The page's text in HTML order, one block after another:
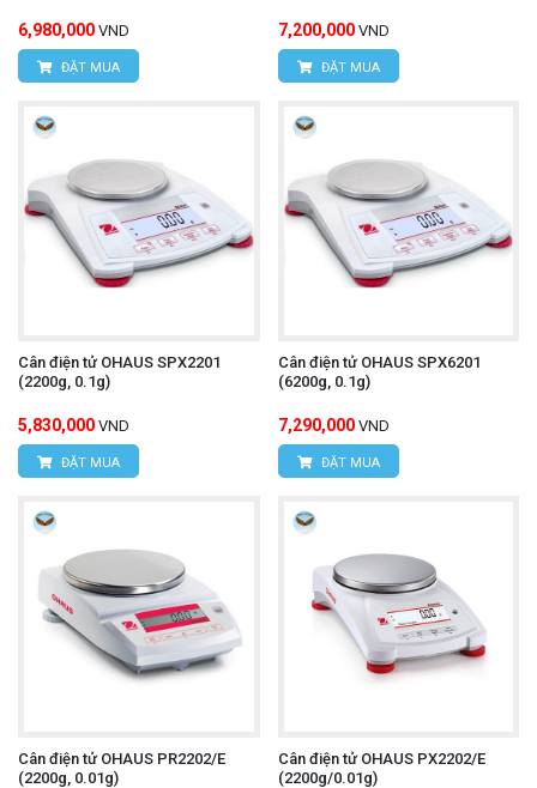
6,980,000 VND
ĐẶT MUA
7,200,000 VND
ĐẶT MUA
Cân điện tử OHAUS SPX2201
(2200g, 0.1g)
5,830,000 VND
ĐẶT MUA
Cân điện tử OHAUS SPX6201
(6200g, 0.1g)
7,290,000 VND
ĐẶT MUA
Cân điện tử OHAUS PR2202/E
(2200g, 0.01g)
Cân điện tử OHAUS PX2202/E
(2200g/0.01g)